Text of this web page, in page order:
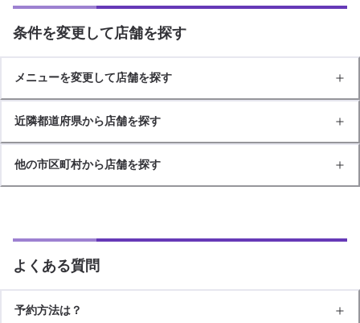
条件を変更して店舗を探す
メニューを変更して店舗を探す
近隣都道府県から店舗を探す
他の市区町村から店舗を探す
よくある質問
予約方法は？